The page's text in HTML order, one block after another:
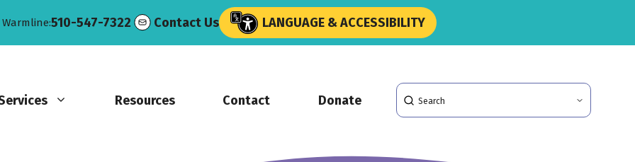
510-547-7322 Contact Us LANGUAGE & ACCESSIBILITY
Resources Contact Donate
Search